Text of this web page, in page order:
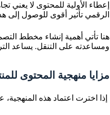
إعطاء الأولية للمحتوى لا يعني
الرقمي تأثير أقوى للوصول
هنا تأتي أهمية إنشاء مخطط
ومساعدته على التنقل. يساعد
مزايا منهجية المحتوى
إذا اخترت اعتماد هذه